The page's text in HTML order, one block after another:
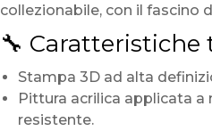
collezionabile, con il fascino
🔧 Caratteristiche
Stampa 3D ad alta
Pittura acrilica applicata a
resistente.